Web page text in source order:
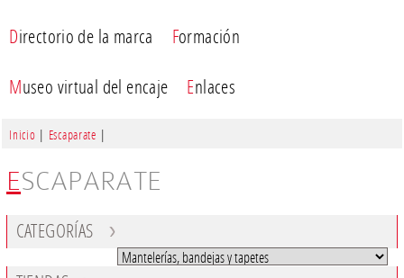
Directorio de la marca Formación
Museo virtual del encaje Enlaces
Inicio Escaparate
ESCAPARATE
CATEGORÍAS